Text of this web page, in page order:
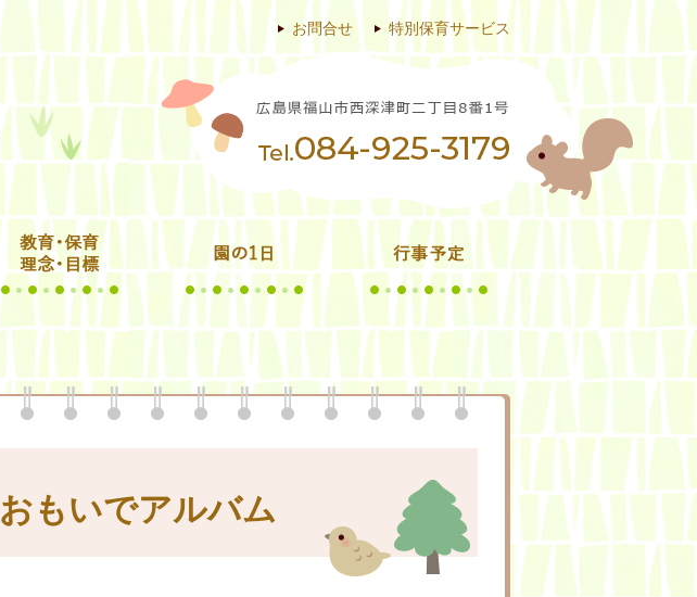
特別保育サービス
お問合せ
おもいでアルバム